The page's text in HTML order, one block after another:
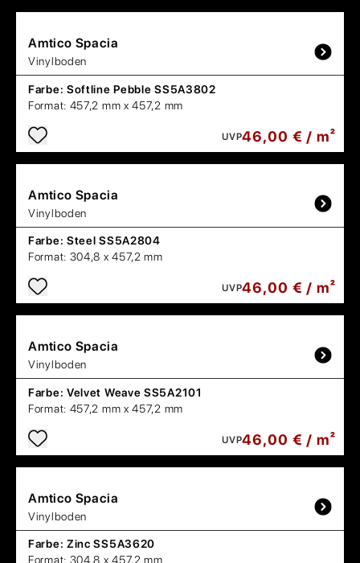
Amtico Spacia
Vinylboden
Farbe: Softline Pebble SS5A3802
Format: 457,2 mm x 457,2 mm
UVP46,00 € / m²
Amtico Spacia
Vinylboden
Farbe: Steel SS5A2804
Format: 304,8 x 457,2 mm
UVP46,00 € / m²
Amtico Spacia
Vinylboden
Farbe: Velvet Weave SS5A2101
Format: 457,2 mm x 457,2 mm
UVP46,00 € / m²
Amtico Spacia
Vinylboden
Farbe: Zinc SS5A3620
Format: 304,8 x 457,2 mm